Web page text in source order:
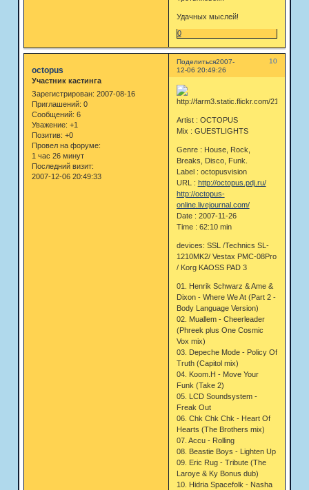
Удачных мыслей!
0
Поделиться 10
2007-
12-06 20:49:26
octopus
Участник кастинга
Зарегистрирован: 2007-08-16
Приглашений: 0
Сообщений: 6
Уважение: +1
Позитив: +0
Провел на форуме:
1 час 26 минут
Последний визит:
2007-12-06 20:49:33
Artist : OCTOPUS
Mix : GUESTLIGHTS
Genre : House, Rock,
Breaks, Disco, Funk.
Label : octopusvision
URL : http://octopus.pdj.ru/
http://octopus-
online.livejournal.com/
Date : 2007-11-26
Time : 62:10 min
devices: SSL /Technics SL-
1210MK2/ Vestax PMC-08Pro
/ Korg KAOSS PAD 3
01. Henrik Schwarz & Ame &
Dixon - Where We At (Part 2 -
Body Language Version)
02. Muallem - Cheerleader
(Phreek plus One Cosmic
Vox mix)
03. Depeche Mode - Policy Of
Truth (Capitol mix)
04. Koom.H - Move Your
Funk (Take 2)
05. LCD Soundsystem -
Freak Out
06. Chk Chk Chk - Heart Of
Hearts (The Brothers mix)
07. Accu - Rolling
08. Beastie Boys - Lighten Up
09. Eric Rug - Tribute (The
Laroye & Ky Bonus dub)
10. Hidria Spacefolk - Nasha